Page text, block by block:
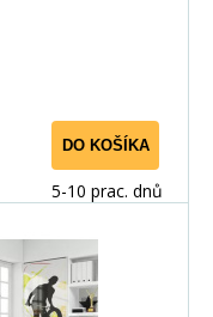
DO KOŠÍKA
5-10 prac. dnů